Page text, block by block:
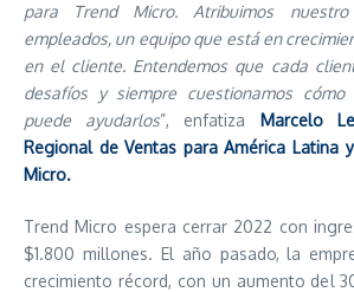
para Trend Micro. Atribuimos
empleados, un equipo que está en
en el cliente. Entendemos que cada
desafíos y siempre cuestionamos
puede ayudarlos”, enfatiza Marcelo
Regional de Ventas para América Latina
Micro.
Trend Micro espera cerrar 2022 con
$1.800 millones. El año pasado, la
crecimiento récord, con un aumento del